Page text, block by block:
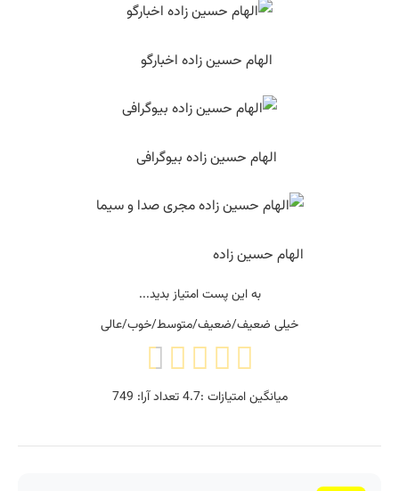
الهام حسین زاده اخبارگو
الهام حسین زاده بیوگرافی
الهام حسین زاده
به این پست امتیاز بدید...
خیلی ضعیف/ضعیف/متوسط/خوب/عالی
میانگین امتیازات :4.7تعداد آرا: 749